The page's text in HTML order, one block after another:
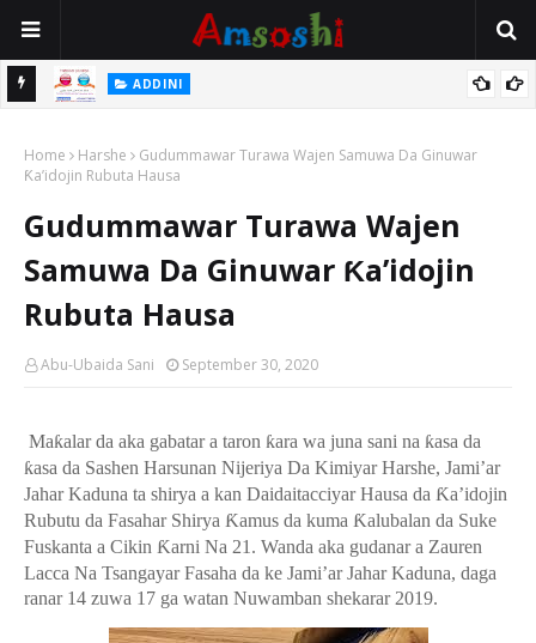
ADDINI
Home Harshe
Gudummawar Turawa Wajen Samuwa Da Ginuwar
Ƙa’idojin Rubuta Hausa
Gudummawar Turawa Wajen
Samuwa Da Ginuwar Ƙa’idojin
Rubuta Hausa
Abu-Ubaida Sani September 30, 2020
Maƙalar da aka gabatar a taron ƙara wa juna sani na ƙasa da
ƙasa da Sashen Harsunan Nijeriya Da Kimiyar Harshe, Jami’ar
Jahar Kaduna ta shirya a kan Daidaitacciyar Hausa da Ƙa’idojin
Rubutu da Fasahar Shirya Ƙamus da kuma Ƙalubalan da Suke
Fuskanta a Cikin Ƙarni Na 21. Wanda aka gudanar a Zauren
Lacca Na Tsangayar Fasaha da ke Jami’ar Jahar Kaduna, daga
ranar 14 zuwa 17 ga watan Nuwamban shekarar 2019.